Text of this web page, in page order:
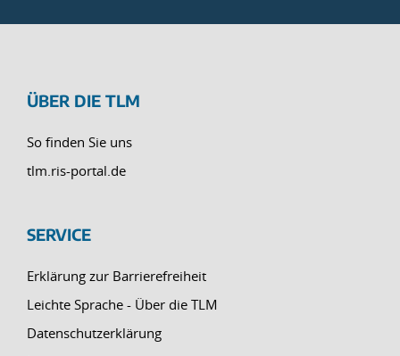
ÜBER DIE TLM
So finden Sie uns
tlm.ris-portal.de
SERVICE
Erklärung zur Barrierefreiheit
Leichte Sprache - Über die TLM
Datenschutzerklärung